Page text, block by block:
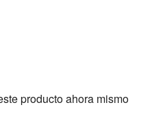
producto ahora mismo